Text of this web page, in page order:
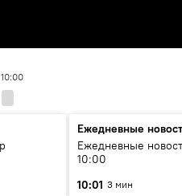
10:00
Ежедневные
Ежедневные
10:00
10:01 3 мин